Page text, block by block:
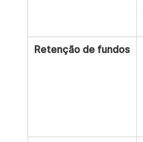
Retenção de fundos